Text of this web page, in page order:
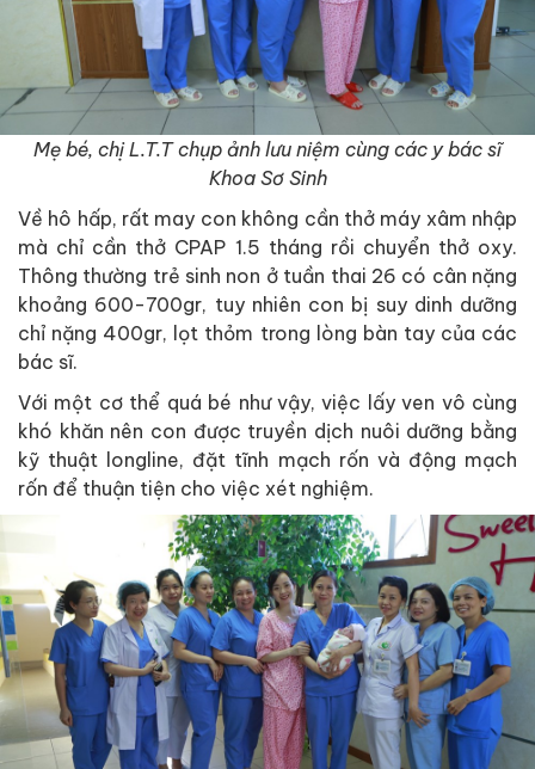
Mẹ bé, chị L.T.T chụp ảnh lưu niệm cùng các y bác sĩ
Khoa Sơ Sinh
Về hô hấp, rất may con không cần thở máy xâm nhập
mà chỉ cần thở CPAP 1.5 tháng rồi chuyển thở oxy.
Thông thường trẻ sinh non ở tuần thai 26 có cân nặng
khoảng 600-700gr, tuy nhiên con bị suy dinh dưỡng
chỉ nặng 400gr, lọt thỏm trong lòng bàn tay của các
bác sĩ.
Với một cơ thể quá bé như vậy, việc lấy ven vô cùng
khó khăn nên con được truyền dịch nuôi dưỡng bằng
kỹ thuật longline, đặt tĩnh mạch rốn và động mạch
rốn để thuận tiện cho việc xét nghiệm.